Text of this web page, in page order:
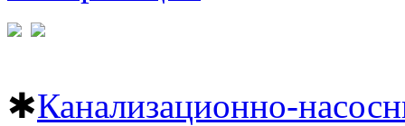
✱Канализационно-